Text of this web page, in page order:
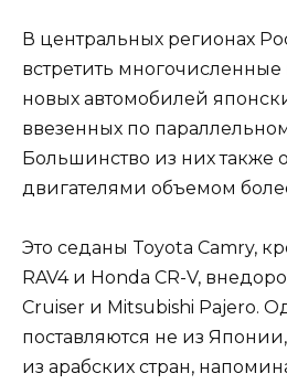
В центральных регионах
встретить
новых автомобилей
ввезенных по
Большинство из них также
двигателями объемом
Это седаны Toyota Camry,
RAV4 и Honda CR-V,
Cruiser и Mitsubishi Pajero.
поставляются не из
из арабских стран,